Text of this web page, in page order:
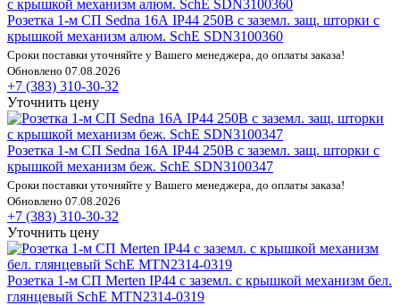
Розетка 1-м СП Sedna 16А IP44 250В с заземл. защ. шторки с
крышкой механизм алюм. SchE SDN3100360
Сроки поставки уточняйте у Вашего менеджера, до оплаты заказа!
Обновлено 07.08.2026
+7 (383) 310-30-32
Уточнить цену
Розетка 1-м СП Sedna 16А IP44 250В с заземл. защ. шторки с
крышкой механизм беж. SchE SDN3100347
Сроки поставки уточняйте у Вашего менеджера, до оплаты заказа!
Обновлено 07.08.2026
+7 (383) 310-30-32
Уточнить цену
Розетка 1-м СП Merten IP44 с заземл. с крышкой механизм бел.
глянцевый SchE MTN2314-0319